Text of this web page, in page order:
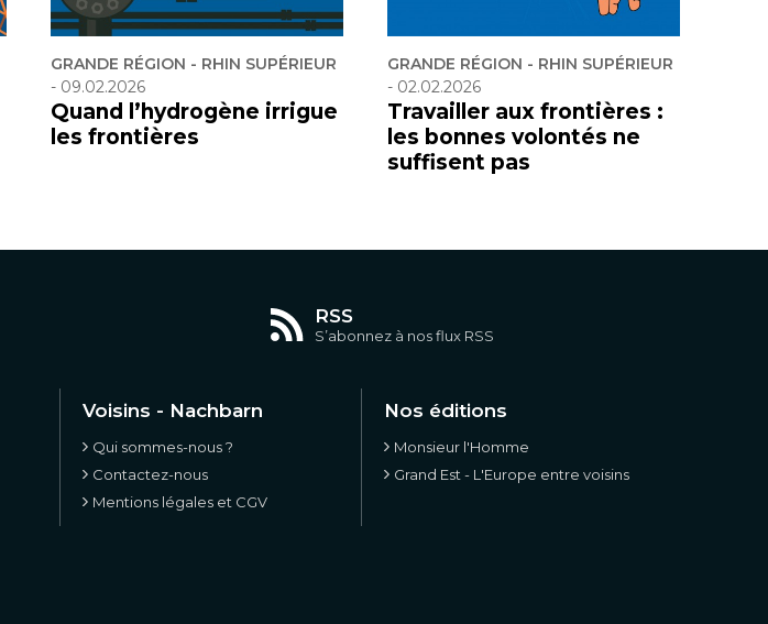
GRANDE RÉGION - RHIN SUPÉRIEUR
- 09.02.2026
Quand l’hydrogène irrigue
les frontières
GRANDE RÉGION - RHIN SUPÉRIEUR
- 02.02.2026
Travailler aux frontières :
les bonnes volontés ne
suffisent pas
RSS
S’abonnez à nos flux RSS
Voisins - Nachbarn
Qui sommes-nous ?
Contactez-nous
Mentions légales et CGV
Nos éditions
Monsieur l'Homme
Grand Est - L'Europe entre voisins